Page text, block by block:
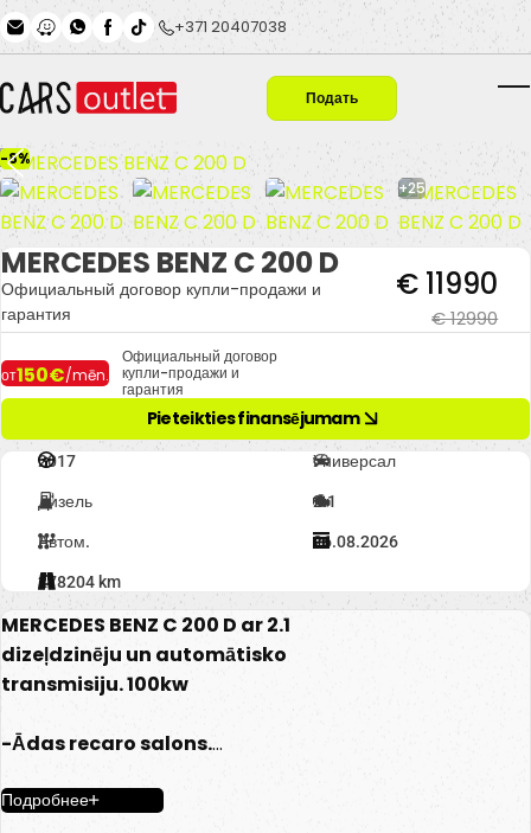
Skip to main content+371 20407038
Подать
заявку
-8%
+25
MERCEDES BENZ C 200 D
Официальный договор купли-продажи и
гарантия
€ 12990
€ 11990
от150€/mēn.
Официальный договор
купли-продажи и
гарантия
Pieteikties finansējumam
2017 Универсал
Дизель 2.1
Автом. 26.08.2026
278204 km
MERCEDES BENZ C 200 D ar 2.1
dizeļdzinēju un automātisko
transmisiju. 100kw
-Ādas recaro salons.
-Multistūre.
Подробнее